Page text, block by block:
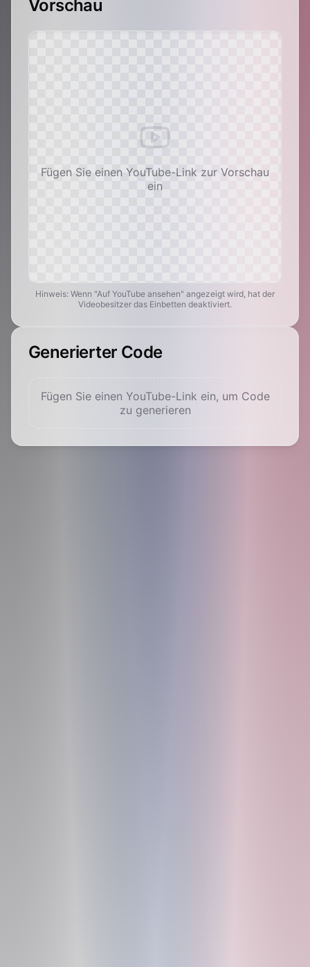
Vorschau
Fügen Sie einen YouTube-Link zur Vorschau
ein
Hinweis: Wenn "Auf YouTube ansehen" angezeigt wird, hat der
Videobesitzer das Einbetten deaktiviert.
Generierter Code
Fügen Sie einen YouTube-Link ein, um Code
zu generieren